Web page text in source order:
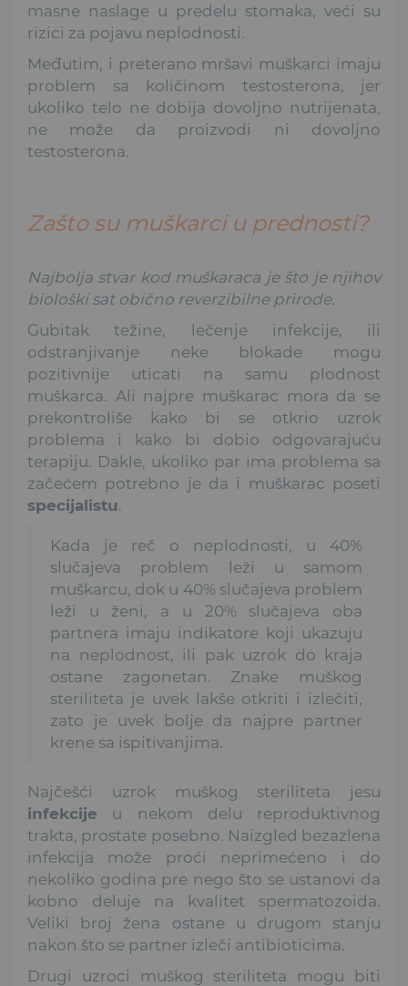
masne naslage u predelu stomaka, veći su
rizici za pojavu neplodnosti.
Međutim, i preterano mršavi muškarci imaju
problem sa količinom testosterona, jer
ukoliko telo ne dobija dovoljno nutrijenata,
ne može da proizvodi ni dovoljno
testosterona.
Zašto su muškarci u prednosti?
Najbolja stvar kod muškaraca je što je njihov
biološki sat obično reverzibilne prirode.
Gubitak težine, lečenje infekcije, ili
odstranjivanje neke blokade mogu
pozitivnije uticati na samu plodnost
muškarca. Ali najpre muškarac mora da se
prekontroliše kako bi se otkrio uzrok
problema i kako bi dobio odgovarajuću
terapiju. Dakle, ukoliko par ima problema sa
začećem potrebno je da i muškarac poseti
specijalistu.
Kada je reč o neplodnosti, u 40%
slučajeva problem leži u samom
muškarcu, dok u 40% slučajeva problem
leži u ženi, a u 20% slučajeva oba
partnera imaju indikatore koji ukazuju
na neplodnost, ili pak uzrok do kraja
ostane zagonetan. Znake muškog
steriliteta je uvek lakše otkriti i izlečiti,
zato je uvek bolje da najpre partner
krene sa ispitivanjima.
Najčešći uzrok muškog steriliteta jesu
infekcije u nekom delu reproduktivnog
trakta, prostate posebno. Naizgled bezazlena
infekcija može proći neprimećeno i do
nekoliko godina pre nego što se ustanovi da
kobno deluje na kvalitet spermatozoida.
Veliki broj žena ostane u drugom stanju
nakon što se partner izleči antibioticima.
Drugi uzroci muškog steriliteta mogu biti